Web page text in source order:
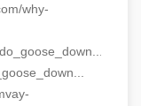
why-